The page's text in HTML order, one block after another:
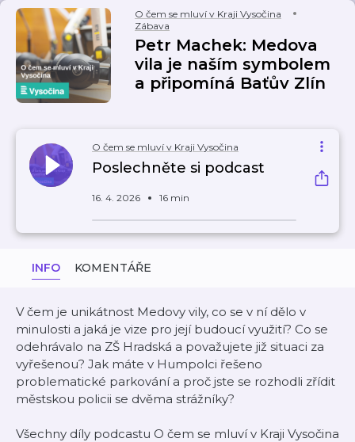
O čem se mluví v Kraji Vysočina
Zábava
Petr Machek: Medova
vila je naším symbolem
a připomíná Baťův Zlín
O čem se mluví v Kraji Vysočina
Poslechněte si podcast
16. 4. 2026 16 min
INFO KOMENTÁŘE
V čem je unikátnost Medovy vily, co se v ní dělo v
minulosti a jaká je vize pro její budoucí využití? Co se
odehrávalo na ZŠ Hradská a považujete již situaci za
vyřešenou? Jak máte v Humpolci řešeno
problematické parkování a proč jste se rozhodli zřídit
městskou policii se dvěma strážníky?
Všechny díly podcastu O čem se mluví v Kraji Vysočina